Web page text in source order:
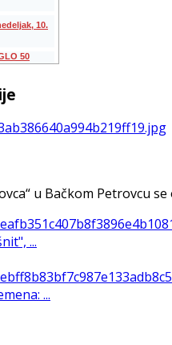
u Bačkom Petrovcu
...
...